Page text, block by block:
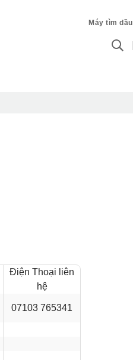
Máy tìm dầu
Điện Thoại liên
hệ
07103 765341